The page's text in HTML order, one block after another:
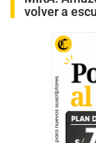
volver a